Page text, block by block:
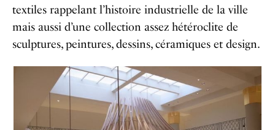
textiles rappelant l’histoire industrielle de la ville
mais aussi d’une collection assez hétéroclite de
sculptures, peintures, dessins, céramiques et design.